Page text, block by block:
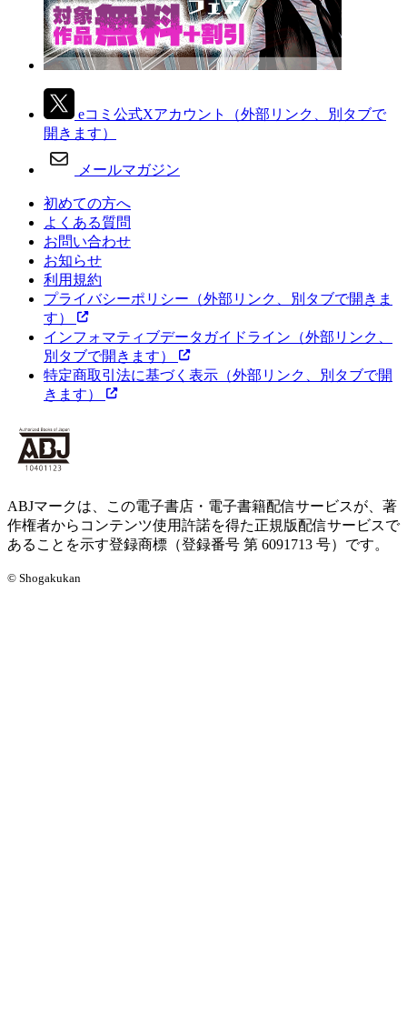
eコミ公式Xアカウント
（外部リンク、別タブで
開きます）
メールマガジン
初めての方へ
よくある質問
お問い合わせ
お知らせ
利用規約
プライバシーポリシー （外部リンク、別タブで開きま
す）
インフォマティブデータガイドライン （外部リンク、
別タブで開きます）
特定商取引法に基づく表示 （外部リンク、別タブで開
きます）
ABJマークは、この電子書店・電子書籍配信サービスが、著
作権者からコンテンツ使用許諾を得た正規版配信サービスで
あることを示す登録商標（登録番号 第 6091713 号）です。
© Shogakukan